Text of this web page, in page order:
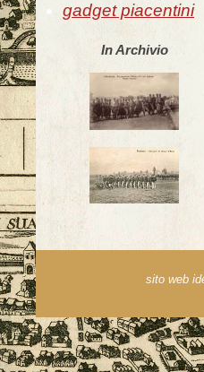
gadget piacentini
In Archivio
sito web